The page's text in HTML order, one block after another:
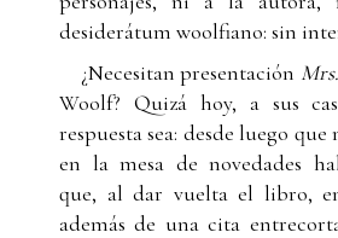
desiderátum woolfiano: sin
¿Necesitan presentación
Woolf? Quizá hoy, a sus
respuesta sea: desde luego
en la mesa de novedades
que, al dar vuelta el libro,
además de una cita